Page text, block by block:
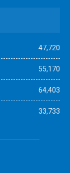
47,720
55,170
64,403
33,733